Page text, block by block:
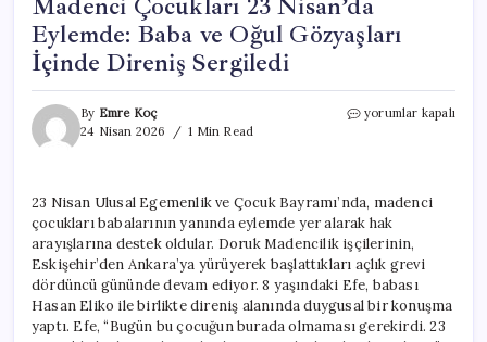
Madenci Çocukları 23 Nisan’da
Eylemde: Baba ve Oğul Gözyaşları
İçinde Direniş Sergiledi
By Emre Koç
24 Nisan 2026
1 Min Read
Madenci
Baba
ve
Oğul
Gözyaşları
İçinde
Direniş
Sergiledi
için
yorumlar kapalı
23 Nisan Ulusal Egemenlik ve Çocuk Bayramı’nda, madenci
çocukları babalarının yanında eylemde yer alarak hak
arayışlarına destek oldular. Doruk Madencilik işçilerinin,
Eskişehir’den Ankara’ya yürüyerek başlattıkları açlık grevi
dördüncü gününde devam ediyor. 8 yaşındaki Efe, babası
Hasan Eliko ile birlikte direniş alanında duygusal bir konuşma
yaptı. Efe, “Bugün bu çocuğun burada olmaması gerekirdi. 23